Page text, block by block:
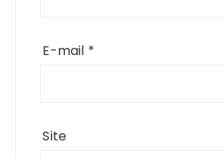
E-mail *
Site